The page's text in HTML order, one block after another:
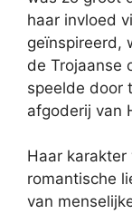
haar invloed
geïnspireerd,
de Trojaanse
speelde door
afgoderij van
Haar
romantische
van